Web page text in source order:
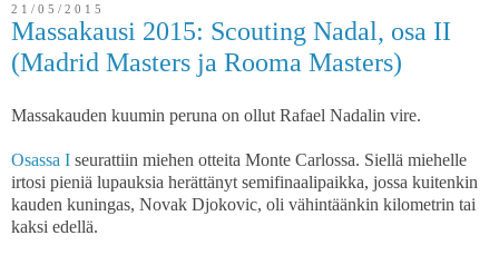
21/05/2015
Massakausi 2015: Scouting Nadal, osa II
(Madrid Masters ja Rooma Masters)
Massakauden kuumin peruna on ollut Rafael Nadalin vire.
Osassa I seurattiin miehen otteita Monte Carlossa. Siellä miehelle
irtosi pieniä lupauksia herättänyt semifinaalipaikka, jossa kuitenkin
kauden kuningas, Novak Djokovic, oli vähintäänkin kilometrin tai
kaksi edellä.